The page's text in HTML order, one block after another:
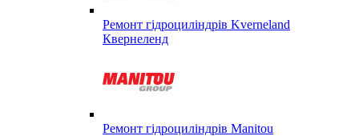
Ремонт гідроциліндрів Kverneland
Квернеленд
Ремонт гідроциліндрів Manitou